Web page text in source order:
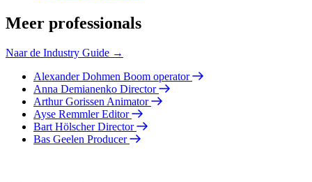
Meer professionals
Naar de Industry Guide →
Alexander Dohmen Boom operator
Anna Demianenko Director
Arthur Gorissen Animator
Ayse Remmler Editor
Bart Hölscher Director
Bas Geelen Producer